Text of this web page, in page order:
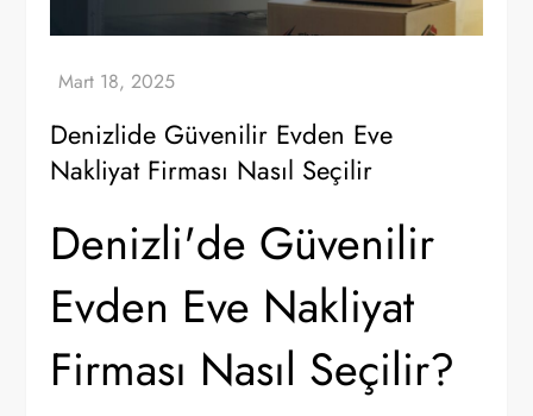
Denizlide Güvenilir Evden Eve
Nakliyat Firması Nasıl Seçilir
Denizli'de Güvenilir
Evden Eve Nakliyat
Firması Nasıl Seçilir?​